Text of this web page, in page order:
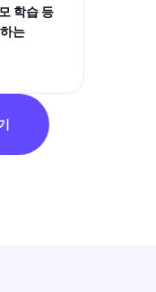
학습 등
는